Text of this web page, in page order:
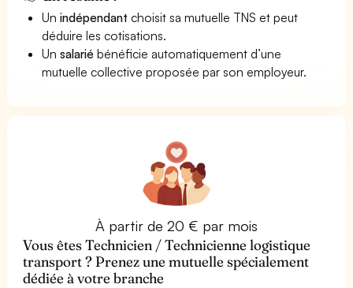
Unindépendant choisit sa mutuelle TNS et peut
déduire les cotisations.
Unsalarié bénéficie automatiquement d’une
mutuelle collective proposée par son employeur.
À partir de 20 € par mois
Vous êtes Technicien / Technicienne logistique
transport ? Prenez une mutuelle spécialement
dédiée à votre branche